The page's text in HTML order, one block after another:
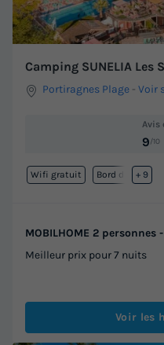
Camping SUNELIA Les
Portiragnes Plage -Voir
Avis
9/10
Wifi gratuit Bord de mer
+ 9
MOBILHOME 2 personnes
Meilleur prix pour 7 nuits
Voir les